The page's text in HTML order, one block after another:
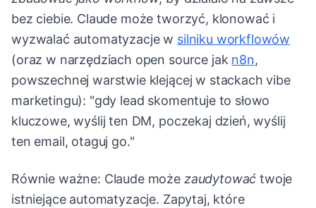
bez ciebie. Claude może tworzyć, klonować i
wyzwalać automatyzacje w silniku workflowów
(oraz w narzędziach open source jak n8n,
powszechnej warstwie klejącej w stackach vibe
marketingu): "gdy lead skomentuje to słowo
kluczowe, wyślij ten DM, poczekaj dzień, wyślij
ten email, otaguj go."
Równie ważne: Claude może zaudytować twoje
istniejące automatyzacje. Zapytaj, które